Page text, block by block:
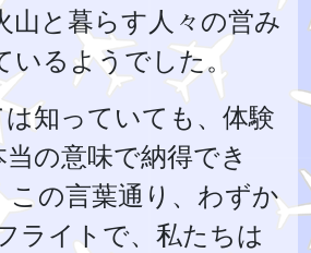
山と暮らす人々の営み
いるようでした。
は知っていても、体験
の意味で納得でき
この言葉通り、わずか
ライトで、私たちは